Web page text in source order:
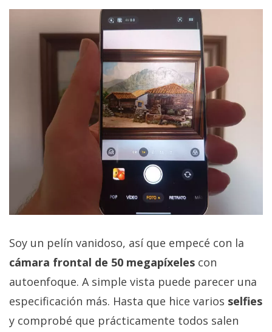
Soy un pelín vanidoso, así que empecé con la
cámara frontal de 50 megapíxeles con
autoenfoque. A simple vista puede parecer una
especificación más. Hasta que hice varios selfies
y comprobé que prácticamente todos salen